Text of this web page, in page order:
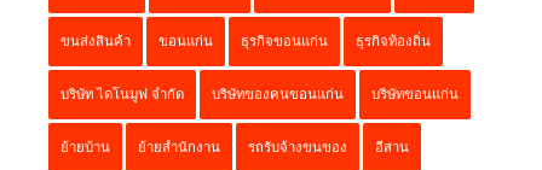
ขนส่งสินค้า ขอนแก่น ธุรกิจขอนแก่น ธุรกิจท้องถิ่น
บริษัท ไดโนมูฟ จำกัด บริษัทของคนขอนแก่น บริษัทขอนแก่น
ย้ายบ้าน ย้ายสำนักงาน รถรับจ้างขนของ อีสาน